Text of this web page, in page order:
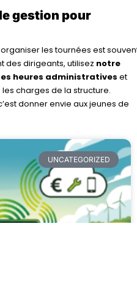
gestion pour
les tournées est
des dirigeants, utilisez notre
heures administratives et
charges de la structure.
donner envie aux jeunes de
UNCATEGORIZED